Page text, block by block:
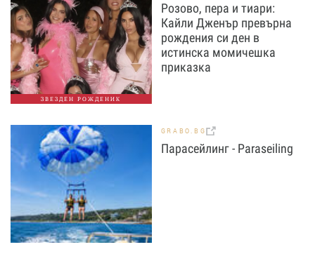
ЗВЕЗДЕН РОЖДЕНИК
Розово, пера и тиари:
Кайли Дженър превърна
рождения си ден в
истинска момичешка
приказка
GRABO.BG
Парасейлинг - Paraseiling